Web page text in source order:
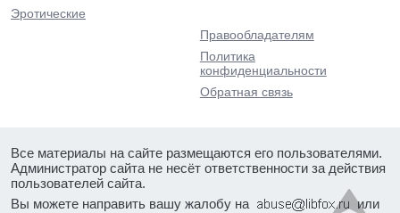
Эротические
Правообладателям
Политика
конфиденциальности
Обратная связь
Все материалы на сайте размещаются его пользователями.
Администратор сайта не несёт ответственности за действия
пользователей сайта.
Вы можете направить вашу жалобу на
или